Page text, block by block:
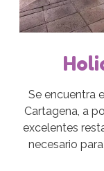
Se encuentra
Cartagena, a
excelentes
necesario